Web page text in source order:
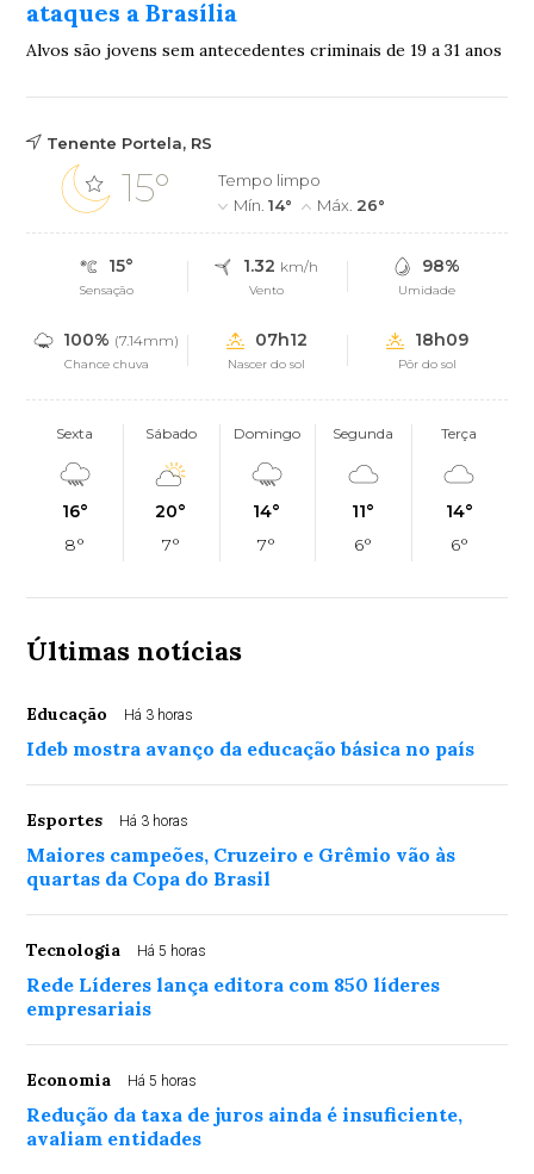
ataques a Brasília
Alvos são jovens sem antecedentes criminais de 19 a 31 anos
Tenente Portela, RS
15°
Tempo limpo
Mín.14° Máx. 26°
15°
Sensação
1.32 km/h
Vento
98%
Umidade
100% (7.14mm)
Chance chuva
07h12
Nascer do sol
18h09
Pôr do sol
Sexta
16°
8°
Sábado
20°
7°
Domingo
14°
7°
Segunda
11°
6°
Terça
14°
6°
Últimas notícias
Educação Há 3 horas
Ideb mostra avanço da educação básica no país
Esportes Há 3 horas
Maiores campeões, Cruzeiro e Grêmio vão às
quartas da Copa do Brasil
Tecnologia Há 5 horas
Rede Líderes lança editora com 850 líderes
empresariais
Economia Há 5 horas
Redução da taxa de juros ainda é insuficiente,
avaliam entidades